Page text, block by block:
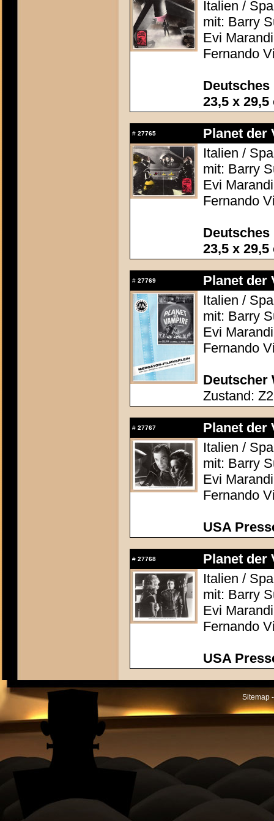
Italien /
mit: Barry
Evi
Fernando
23,5 x 29,5
# 27765
Planet der
Italien /
mit: Barry
Evi
Fernando
23,5 x 29,5
# 27769
Planet der
Italien /
mit: Barry
Evi
Fernando
Deutscher
Zustand: Z2
# 27767
Planet der
Italien /
mit: Barry
Evi
Fernando
USA
# 27768
Planet der
Italien /
mit: Barry
Evi
Fernando
USA
Sitemap